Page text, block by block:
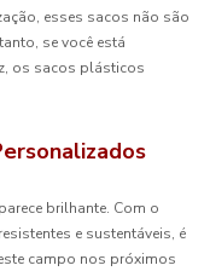
esses sacos não são
se você está
os sacos plásticos
brilhante. Com o
e sustentáveis, é
campo nos próximos